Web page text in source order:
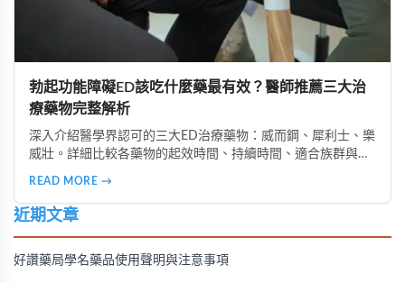
勃起功能障礙ED該吃什麼藥最有效？醫師推薦三大治
療藥物完整解析
深入介紹醫學界認可的三大ED治療藥物：威而鋼、犀利士、樂
威壯。詳細比較各藥物的起效時間、持續時間、適合族群與使
READ MORE →
近期文章
好讚藥局學名藥品使用聲明與注意事項